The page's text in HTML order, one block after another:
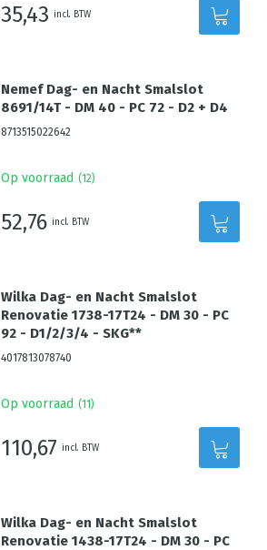
35,43 incl. BTW
Nemef Dag- en Nacht Smalslot
8691/14T - DM 40 - PC 72 - D2 + D4
8713515022642
Op voorraad (12)
52,76 incl. BTW
Wilka Dag- en Nacht Smalslot
Renovatie 1738-17T24 - DM 30 - PC
92 - D1/2/3/4 - SKG**
4017813078740
Op voorraad (11 )
110,67 incl. BTW
Wilka Dag- en Nacht Smalslot
Renovatie 1438-17T24 - DM 30 - PC